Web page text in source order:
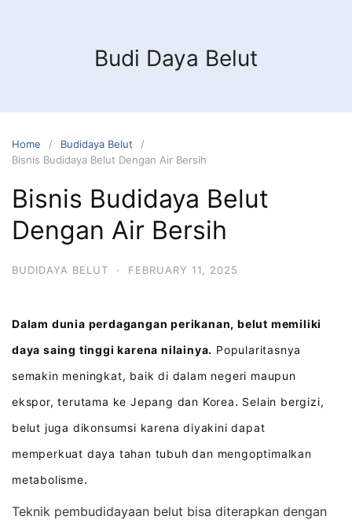
Budi Daya Belut
Home
Budidaya Belut
Bisnis Budidaya Belut Dengan Air Bersih
Bisnis Budidaya Belut
Dengan Air Bersih
BUDIDAYA BELUT · FEBRUARY 11, 2025
Dalam dunia perdagangan perikanan, belut memiliki
daya saing tinggi karena nilainya. Popularitasnya
semakin meningkat, baik di dalam negeri maupun
ekspor, terutama ke Jepang dan Korea. Selain bergizi,
belut juga dikonsumsi karena diyakini dapat
memperkuat daya tahan tubuh dan mengoptimalkan
metabolisme.
Teknik pembudidayaan belut bisa diterapkan dengan